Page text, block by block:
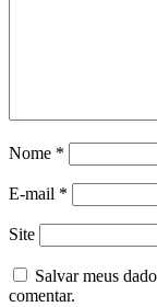
Nome *
E-mail *
Site
Salvar meus
comentar.